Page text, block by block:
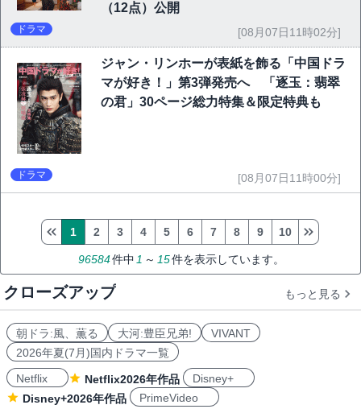
（12点）公開
ドラマ [08月07日11時02分]
ジャン・リンホーが表紙を飾る「中国ドラ
マが好き！」第3弾発売へ 「逐玉：翡翠
の君」30ページ総力特集＆限定特典も
ドラマ [08月07日11時00分]
96584件中 1 ～ 15件を表示しています。
1 2 3 4 5 6 7 8 9 10
クローズアップ もっと見る
朝ドラ:風、薫る 大河:豊臣兄弟!
VIVANT
2026年夏(7月)国内ドラマ一覧
Netflix
Netflix2026年作品
Disney+
Disney+2026年作品
PrimeVideo